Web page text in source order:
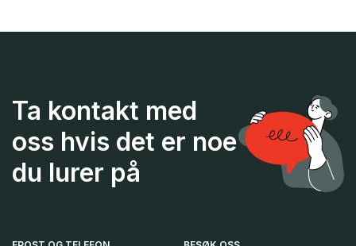
Ta kontakt med
oss hvis det er noe
du lurer på